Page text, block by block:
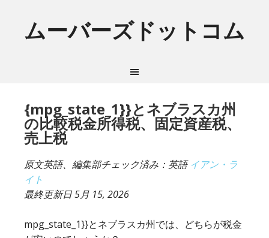
ムーバーズドットコム
{mpg_state_1}}とネブラスカ州
の比較税金所得税、固定資産税、
売上税
原文英語、編集部チェック済み：英語イアン・ラ
イト
最終更新日5月 15, 2026
mpg_state_1}}とネブラスカ州では、どちらが税金